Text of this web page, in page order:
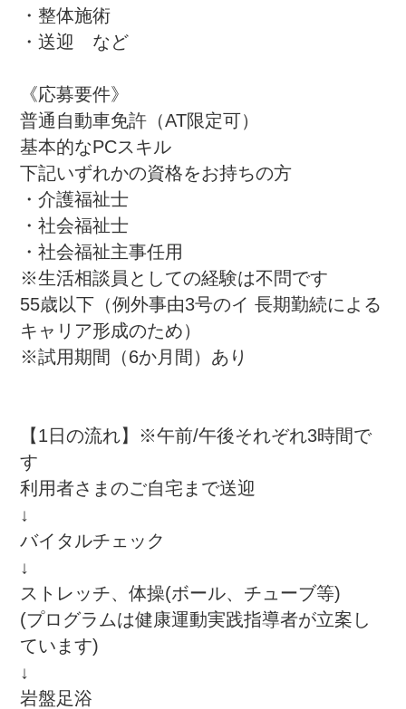
・整体施術
・送迎　など
《応募要件》
普通自動車免許（AT限定可）
基本的なPCスキル
下記いずれかの資格をお持ちの方
・介護福祉士
・社会福祉士
・社会福祉主事任用
※生活相談員としての経験は不問です
55歳以下（例外事由3号のイ 長期勤続による
キャリア形成のため）
※試用期間（6か月間）あり
【1日の流れ】※午前/午後それぞれ3時間で
す
利用者さまのご自宅まで送迎
↓
バイタルチェック
↓
ストレッチ、体操(ボール、チューブ等)
(プログラムは健康運動実践指導者が立案し
ています)
↓
岩盤足浴